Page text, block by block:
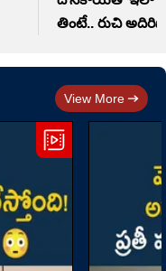
తింటే.. రుచి
View More